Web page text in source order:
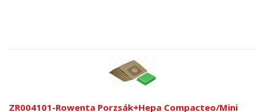
ZR004101-Rowenta Porzsák+Hepa Compacteo/Mini